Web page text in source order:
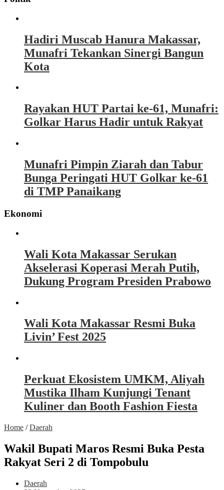
Hadiri Muscab Hanura Makassar,
Munafri Tekankan Sinergi Bangun
Kota
Rayakan HUT Partai ke-61, Munafri:
Golkar Harus Hadir untuk Rakyat
Munafri Pimpin Ziarah dan Tabur
Bunga Peringati HUT Golkar ke-61
di TMP Panaikang
Ekonomi
Wali Kota Makassar Serukan
Akselerasi Koperasi Merah Putih,
Dukung Program Presiden Prabowo
Wali Kota Makassar Resmi Buka
Livin’ Fest 2025
Perkuat Ekosistem UMKM, Aliyah
Mustika Ilham Kunjungi Tenant
Kuliner dan Booth Fashion Fiesta
Home /Daerah
Wakil Bupati Maros Resmi Buka Pesta
Rakyat Seri 2 di Tompobulu
Daerah